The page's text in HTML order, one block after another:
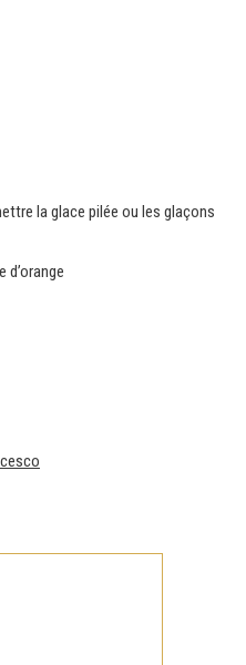
la glace pilée ou les glaçons
d’orange